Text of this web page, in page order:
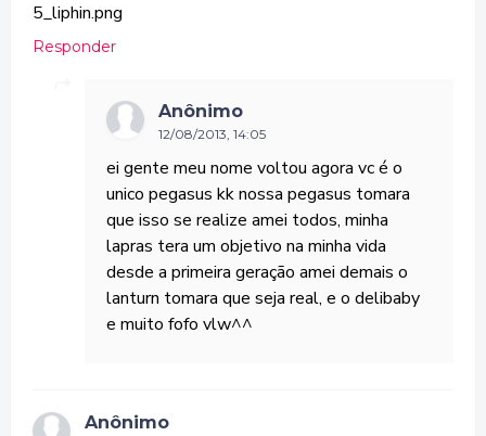
5_liphin.png
Responder
Anônimo
12/08/2013, 14:05
ei gente meu nome voltou agora vc é o
unico pegasus kk nossa pegasus tomara
que isso se realize amei todos, minha
lapras tera um objetivo na minha vida
desde a primeira geração amei demais o
lanturn tomara que seja real, e o delibaby
e muito fofo vlw^^
Anônimo